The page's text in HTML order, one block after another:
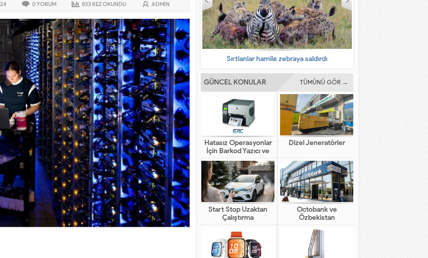
0YORUM 833 KEZ OKUNDU ADMIN
Sırtlanlar hamile zebraya saldırdı En ilginç hayvanlar
GÜNCEL KONULAR TÜMÜNÜ GÖR →
Hatasız Operasyonlar
İçin Barkod Yazıcı ve
Otomasyon Sistemleri
Dizel Jeneratörler
Start Stop Uzaktan
Çalıştırma
Octobank ve
Özbekistan
Bankalarının Dijital
Finansal Altyapının
Gelişimindeki Yeni Rolü